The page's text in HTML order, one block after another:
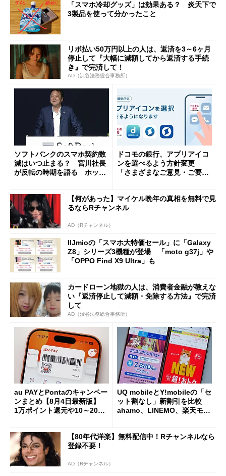
「スマホ冷却グッズ」は効果ある？ 炎天下で
3製品を使って分かったこと
リボ払い50万円以上の人は、返済を3～6ヶ月
停止して『大幅に減額してから返済する手続
き』で完済して！
AD（渋谷法務総合事務所）
ソフトバンクのスマホ契約数
減はいつ止まる？ 宮川社長
が反転の時期を語る ホッピ
ドコモの銀行、アプリアイコ
ンを選べるよう方針変更
「さまざまなご意見・ご要望
【何があった】マイケル晩年の真相を無料で見
るならRチャンネル
AD（Rチャンネル）
IIJmioの「スマホ大特価セール」に「Galaxy
Z8」シリーズ3機種が登場 「moto g37j」や
「OPPO Find X9 Ultra」も
カードローン地獄の人は、消費者金融が教えな
い『返済停止して減額・免除する方法』で完済
して
AD（渋谷法務総合事務所）
au PAYとPontaのキャンペー
ンまとめ【8月4日最新版】
1万ポイント還元や10～20％
UQ mobileとY!mobileの「セ
ット割なし」新割引を比較
ahamo、LINEMO、楽天モバ
【80年代洋楽】無料配信中！Rチャンネルなら
登録不要！
AD（Rチャンネル）